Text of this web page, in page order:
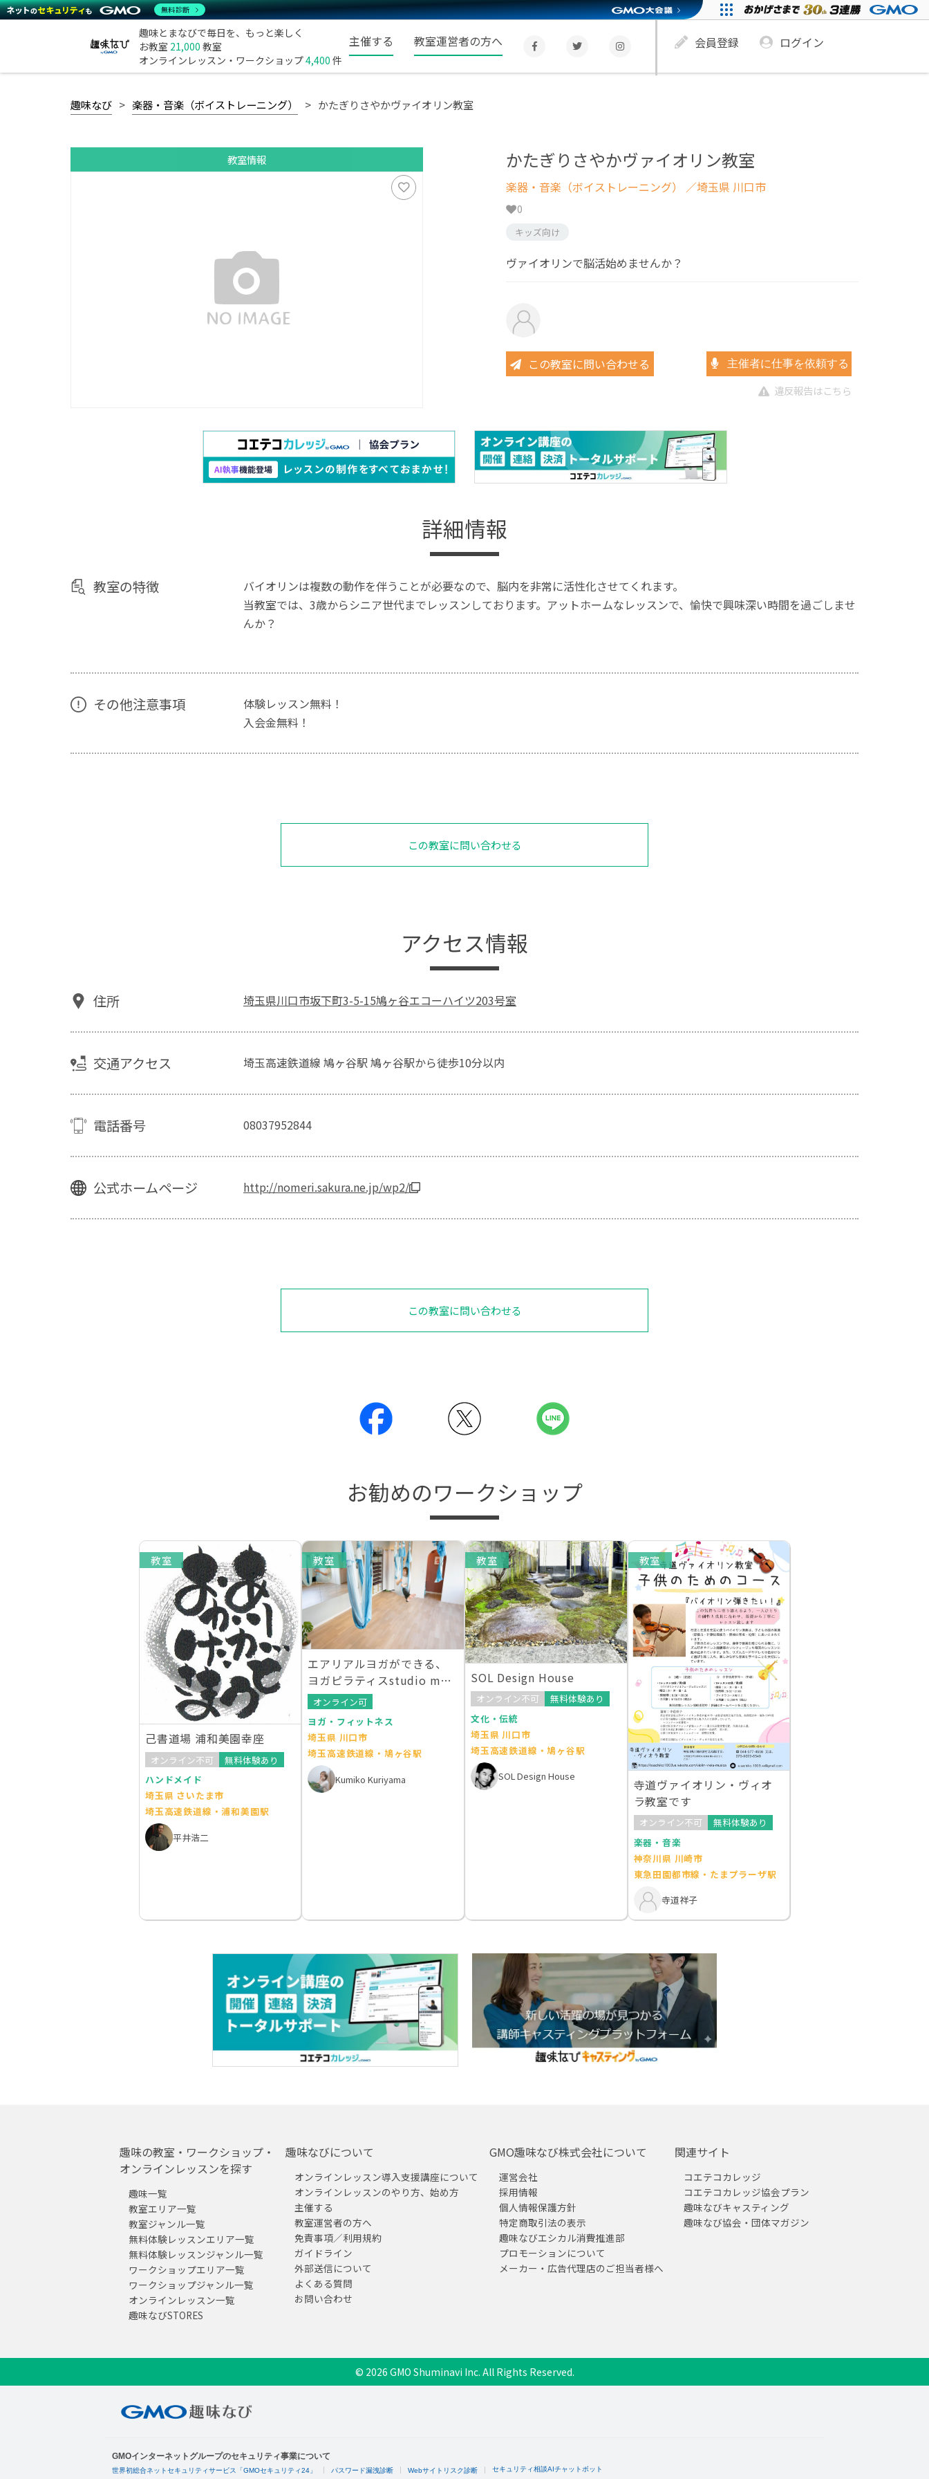
趣味とまなびで毎日を、もっと楽しく
お教室 21,000 教室
オンラインレッスン・ワークショップ4,400 件
主催する 教室運営者の方へ 会員登録 ログイン
趣味なび 楽器・音楽（ボイストレーニング） かたぎりさやかヴァイオリン教室
教室情報 かたぎりさやかヴァイオリン教室
楽器・音楽（ボイストレーニング） ／埼玉県 川口市
0
キッズ向け
ヴァイオリンで脳活始めませんか？
この教室に問い合わせる 主催者に仕事を依頼する
違反報告はこちら
詳細情報
教室の特徴
バイオリンは複数の動作を伴うことが必要なので、脳内を非常に活性化させてくれます。
当教室では、3歳からシニア世代までレッスンしております。アットホームなレッスンで、愉快で興味深い時間を過ごしませ
んか？
その他注意事項
体験レッスン無料！
入会金無料！
この教室に問い合わせる
アクセス情報
住所 埼玉県川口市坂下町3-5-15鳩ヶ谷エコーハイツ203号室
交通アクセス 埼玉高速鉄道線 鳩ヶ谷駅 鳩ヶ谷駅から徒歩10分以内
電話番号 08037952844
公式ホームページ http://nomeri.sakura.ne.jp/wp2/
この教室に問い合わせる
お勧めのワークショップ
教室
己書道場 浦和美園幸座
オンライン不可
無料体験あり
ハンドメイド
埼玉県 さいたま市
埼玉高速鉄道線・浦和美園駅
平井浩二
教室
エアリアルヨガができる、
ヨガピラティスstudio moa
niオンライン可
ヨガ・フィットネス
埼玉県 川口市
埼玉高速鉄道線・鳩ヶ谷駅
Kumiko Kuriyama
教室
SOL Design House
オンライン不可
無料体験あり
文化・伝統
埼玉県 川口市
埼玉高速鉄道線・鳩ヶ谷駅
SOL Design House
教室
寺道ヴァイオリン・ヴィオ
ラ教室です
オンライン不可
無料体験あり
楽器・音楽
神奈川県 川崎市
東急田園都市線・たまプラーザ駅
寺道祥子
趣味の教室・ワークショップ・
オンラインレッスンを探す
趣味一覧
教室エリア一覧
教室ジャンル一覧
無料体験レッスンエリア一覧
無料体験レッスンジャンル一覧
ワークショップエリア一覧
ワークショップジャンル一覧
オンラインレッスン一覧
趣味なびSTORES
趣味なびについて
オンラインレッスン導入支援講座について
オンラインレッスンのやり方、始め方
主催する
教室運営者の方へ
免責事項／利用規約
ガイドライン
外部送信について
よくある質問
お問い合わせ
GMO趣味なび株式会社について
運営会社
採用情報
個人情報保護方針
特定商取引法の表示
趣味なびエシカル消費推進部
プロモーションについて
メーカー・広告代理店のご担当者様へ
関連サイト
コエテコカレッジ
コエテコカレッジ協会プラン
趣味なびキャスティング
趣味なび協会・団体マガジン
© 2026 GMO Shuminavi Inc. All Rights Reserved.
無料診断